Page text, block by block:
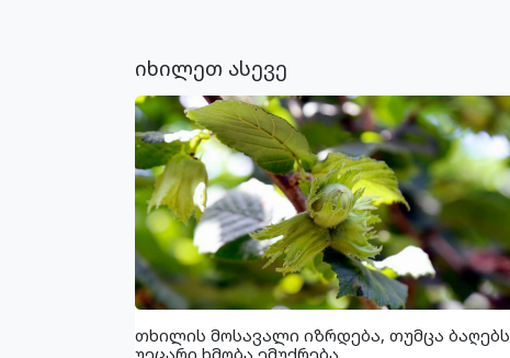
იხილეთ ასევე
თხილის მოსავალი იზრდება, თუმცა ბაღებს
უეცარი ხმობა ემუქრება